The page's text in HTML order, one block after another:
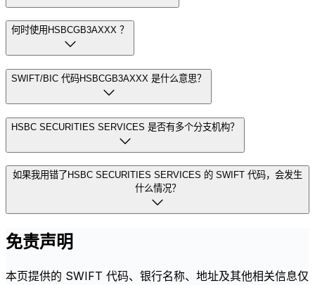
何时使用HSBCGB3AXXX ？
SWIFT/BIC 代码HSBCGB3AXXX 是什么意思？
HSBC SECURITIES SERVICES 是否有多个分支机构？
如果我用错了HSBC SECURITIES SERVICES 的 SWIFT 代码，会发生
什么情况？
免责声明
本页提供的 SWIFT 代码、银行名称、地址及其他相关信息仅